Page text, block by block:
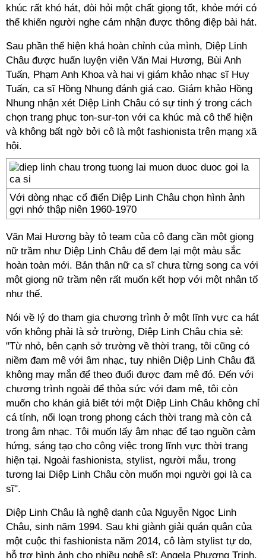
khúc rất khó hát, đòi hỏi một chất giọng tốt, khỏe mới có
thể khiến người nghe cảm nhận được thông điệp bài hát.
Sau phần thể hiện khá hoàn chỉnh của mình, Diệp Linh
Châu được huấn luyện viên Văn Mai Hương, Bùi Anh
Tuấn, Phạm Anh Khoa và hai vị giám khảo nhạc sĩ Huy
Tuấn, ca sĩ Hồng Nhung đánh giá cao. Giám khảo Hồng
Nhung nhận xét Diệp Linh Châu có sự tinh ý trong cách
chọn trang phục ton-sur-ton với ca khúc mà cô thể hiện
và không bất ngờ bởi cô là một fashionista trên mạng xã
hội.
Với dòng nhạc cổ điển Diệp Linh Châu chọn hình ảnh
gợi nhớ thập niên 1960-1970
Văn Mai Hương bày tỏ team của cô đang cần một giọng
nữ trầm như Diệp Linh Châu để đem lại một màu sắc
hoàn toàn mới. Bản thân nữ ca sĩ chưa từng song ca với
một giọng nữ trầm nên rất muốn kết hợp với một nhân tố
như thế.
Nói về lý do tham gia chương trình ở một lĩnh vực ca hát
vốn không phải là sở trường, Diệp Linh Châu chia sẻ:
"Từ nhỏ, bên cạnh sở trường về thời trang, tôi cũng có
niềm đam mê với âm nhạc, tuy nhiên Diệp Linh Châu đã
không may mắn để theo đuổi được đam mê đó. Đến với
chương trình ngoài để thỏa sức với đam mê, tôi còn
muốn cho khán giả biết tới một Diệp Linh Châu không chỉ
cá tính, nổi loạn trong phong cách thời trang mà còn cả
trong âm nhạc. Tôi muốn lấy âm nhạc để tạo nguồn cảm
hứng, sáng tạo cho công việc trong lĩnh vực thời trang
hiện tại. Ngoài fashionista, stylist, người mẫu, trong
tương lai Diệp Linh Châu còn muốn mọi người gọi là ca
sĩ".
Diệp Linh Châu là nghệ danh của Nguyễn Ngọc Linh
Châu, sinh năm 1994. Sau khi giành giải quán quân của
một cuộc thi fashionista năm 2014, cô làm stylist tự do,
hỗ trợ hình ảnh cho nhiều nghệ sĩ: Angela Phương Trinh,